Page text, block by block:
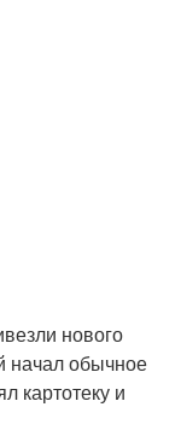
нового
начал обычное
картотеку и